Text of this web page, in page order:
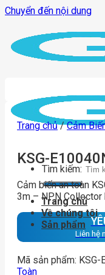
Chuyển đến nội dung
Tìm kiếm:
Trang chủ
Về chúng tôi
Sản phẩm
Trang chủ / Cảm
KSG-
Cảm biến an toàn
3m – NPN Collector
Liên hệ
Mã sản phẩm: KSG-
Toàn